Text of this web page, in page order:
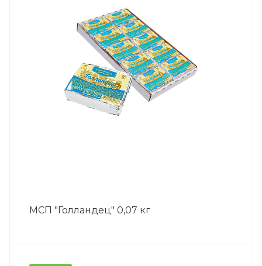
МСП "Голландец" 0,07 кг